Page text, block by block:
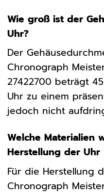
Wie groß ist der
Uhr?
Der
Chronograph
27422700 beträgt
Uhr zu einem
jedoch nicht
Welche Materialien
Herstellung der Uhr
Für die Herstellung
Chronograph